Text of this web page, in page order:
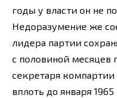
годы у власти он не
Недоразумение же
лидера партии
с половиной месяцев
секретаря
вплоть до января